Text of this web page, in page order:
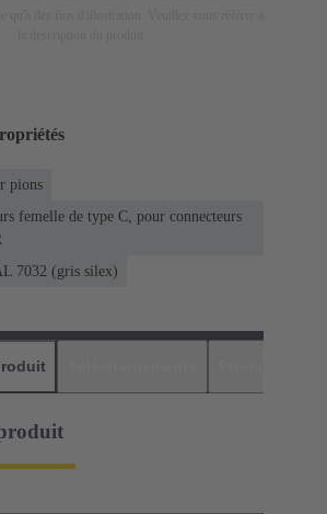
pions
femelle de type C, pour connecteurs
7032 (gris silex)